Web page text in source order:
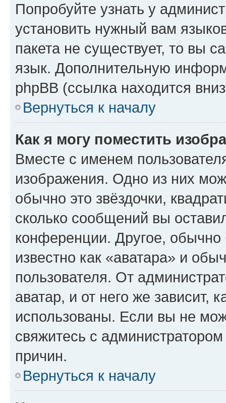
Попробуйте узнать у
установить нужный вам
пакета не существует, то вы
язык. Дополнительную
phpBB (ссылка находится
Вернуться к началу
Как я могу поместить
Вместе с именем
изображения. Одно из них
обычно это звёздочки,
сколько сообщений вы
конференции. Другое,
известно как «аватара» и
пользователя. От
аватар, и от него же зависит,
использованы. Если вы не
свяжитесь с
причин.
Вернуться к началу